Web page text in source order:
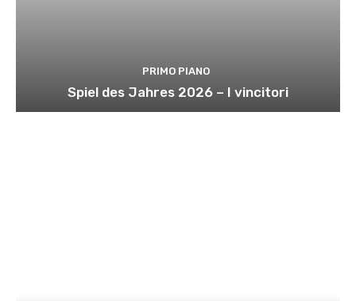
PRIMO PIANO
Spiel des Jahres 2026 – I vincitori